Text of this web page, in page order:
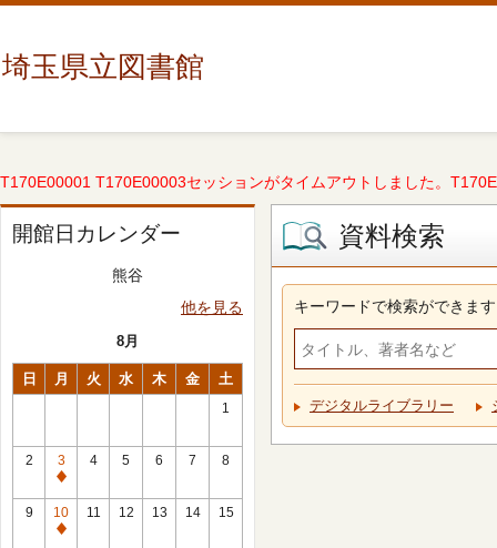
埼玉県立図書館
T170E00001 T170E00003セッションがタイムアウトしました。
開館日カレンダー
熊谷
他を見る
8月
日 月 火 水 木 金 土
1
2
3
休
館
日
4 5 6 7 8
9
10
休
11 12 13 14 15
資料検索
キーワードで検索ができます
デジタルライブラリー